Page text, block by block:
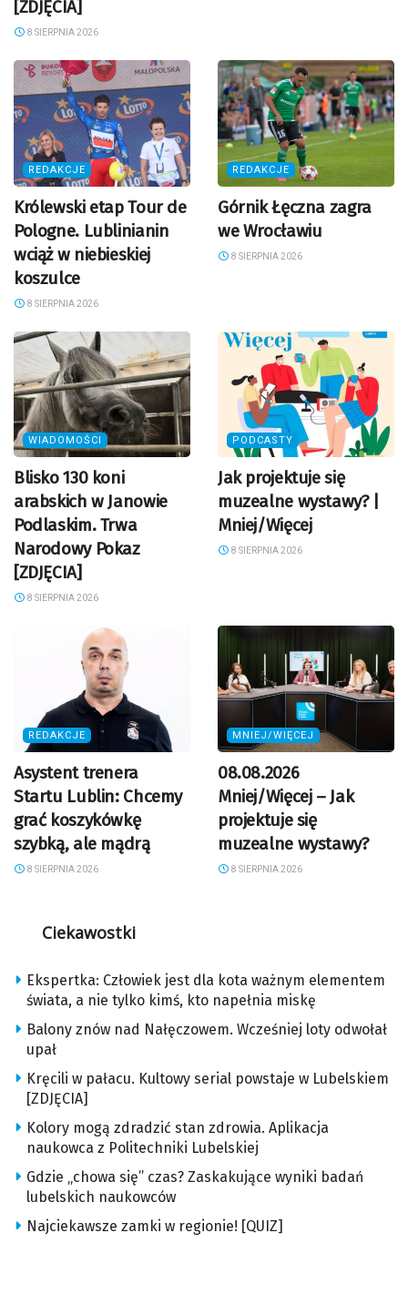
[ZDJĘCIA]
8 SIERPNIA 2026
REDAKCJE
Królewski etap Tour de
Pologne. Lublinianin
wciąż w niebieskiej
koszulce
8 SIERPNIA 2026
REDAKCJE
Górnik Łęczna zagra
we Wrocławiu
8 SIERPNIA 2026
WIADOMOŚCI
Blisko 130 koni
arabskich w Janowie
Podlaskim. Trwa
Narodowy Pokaz
[ZDJĘCIA]
8 SIERPNIA 2026
PODCASTY
Jak projektuje się
muzealne wystawy? |
Mniej/Więcej
8 SIERPNIA 2026
REDAKCJE
Asystent trenera
Startu Lublin: Chcemy
grać koszykówkę
szybką, ale mądrą
8 SIERPNIA 2026
MNIEJ/WIĘCEJ
08.08.2026
Mniej/Więcej – Jak
projektuje się
muzealne wystawy?
8 SIERPNIA 2026
Ciekawostki
Ekspertka: Człowiek jest dla kota ważnym elementem
świata, a nie tylko kimś, kto napełnia miskę
Balony znów nad Nałęczowem. Wcześniej loty odwołał
upał
Kręcili w pałacu. Kultowy serial powstaje w Lubelskiem
[ZDJĘCIA]
Kolory mogą zdradzić stan zdrowia. Aplikacja
naukowca z Politechniki Lubelskiej
Gdzie „chowa się” czas? Zaskakujące wyniki badań
lubelskich naukowców
Najciekawsze zamki w regionie! [QUIZ]